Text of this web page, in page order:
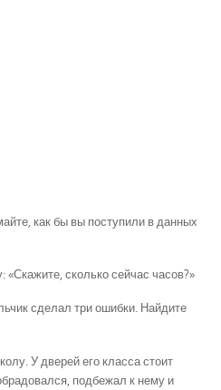
как бы вы поступили в данных
сколько сейчас часов?»
сделал три ошибки. Найдите
У дверей его класса стоит
подбежал к нему и